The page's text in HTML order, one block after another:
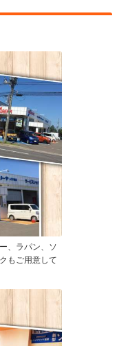
、ラパン、ソ
もご用意して